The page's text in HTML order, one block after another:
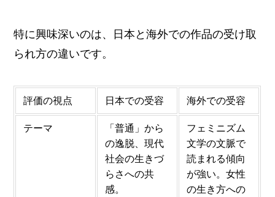
特に興味深いのは、日本と海外での作品の受け取
られ方の違いです。
評価の視点 日本での受容 海外での受容
テーマ
「普通」から
の逸脱、現代
社会の生きづ
らさへの共
感。
フェミニズム
文学の文脈で
読まれる傾向
が強い。女性
の生き方への